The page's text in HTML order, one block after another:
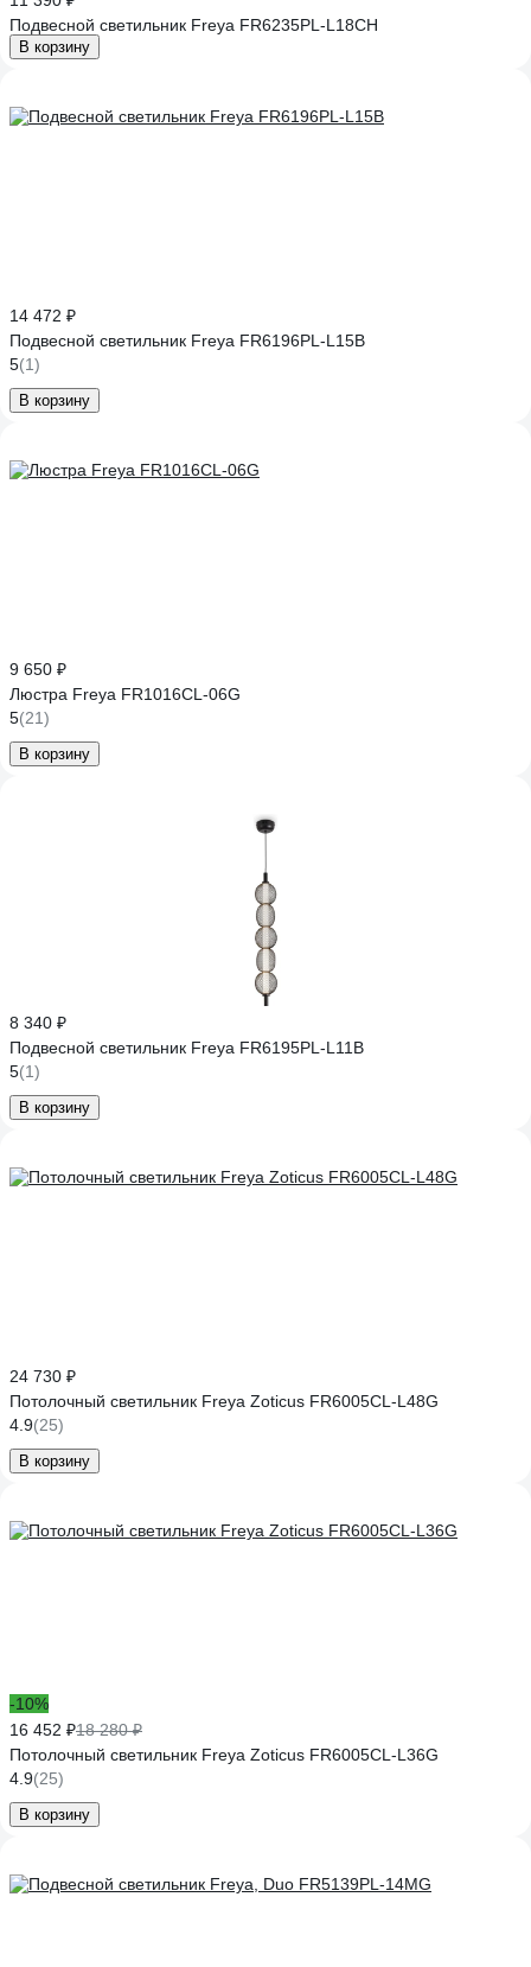
Подвесной светильник Freya FR6235PL-L18CH
В корзину
14 472 ₽
Подвесной светильник Freya FR6196PL-L15B
5(1)
В корзину
9 650 ₽
Люстра Freya FR1016CL-06G
5(21)
В корзину
8 340 ₽
Подвесной светильник Freya FR6195PL-L11B
5(1)
В корзину
24 730 ₽
Потолочный светильник Freya Zoticus FR6005CL-L48G
4.9(25)
В корзину
-10%
16 452 ₽18 280 ₽
Потолочный светильник Freya Zoticus FR6005CL-L36G
4.9(25)
В корзину